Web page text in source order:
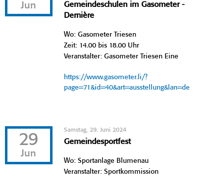
Jun
Gemeindeschulen im Gasometer -
Dernière
Wo: Gasometer Triesen
Zeit: 14.00 bis 18.00 Uhr
Veranstalter: Gasometer Triesen Eine
https://www.gasometer.li/?
page=71&id=40&art=ausstellung&lan=de
29
Jun
Samstag, 29. Juni 2024
Gemeindesportfest
Wo: Sportanlage Blumenau
Veranstalter: Sportkommission